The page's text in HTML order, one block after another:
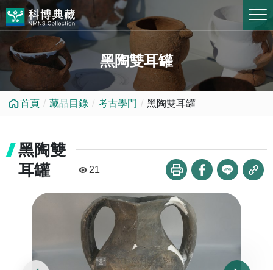
跳到中央內容區塊
黑陶雙耳罐
首頁 藏品目錄 考古學門 黑陶雙耳罐
黑陶雙
耳罐
21